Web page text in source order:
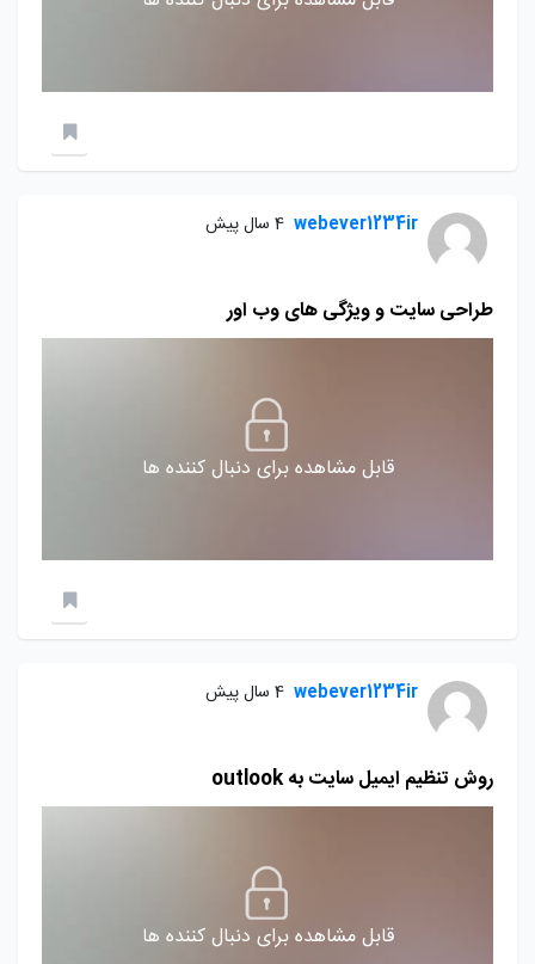
webever1234ir 4 سال پیش
طراحی سایت و ویژگی های وب اور
قابل مشاهده برای دنبال کننده ها
webever1234ir 4 سال پیش
روش تنظیم ایمیل سایت به outlook
قابل مشاهده برای دنبال کننده ها